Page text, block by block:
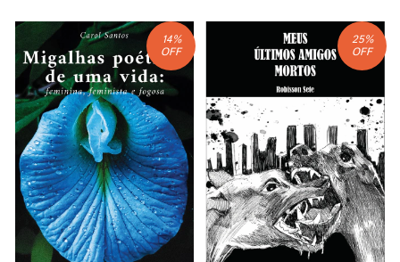
14%
OFF
25%
OFF